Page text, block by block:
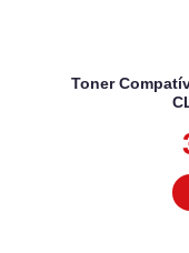
Toner